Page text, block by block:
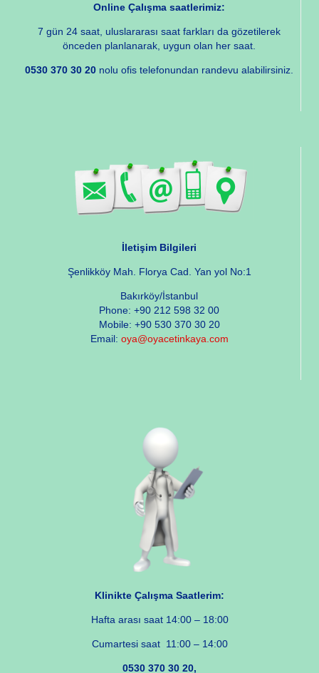
Online Çalışma saatlerimiz:
7 gün 24 saat, uluslararası saat farkları da gözetilerek
önceden planlanarak, uygun olan her saat.
0530 370 30 20 nolu ofis telefonundan randevu alabilirsiniz.
İletişim Bilgileri
Şenlikköy Mah. Florya Cad. Yan yol No:1
Bakırköy/İstanbul
Phone: +90 212 598 32 00
Mobile: +90 530 370 30 20
Email: oya@oyacetinkaya.com
Klinikte Çalışma Saatlerim:
Hafta arası saat 14:00 – 18:00
Cumartesi saat 11:00 – 14:00
0530 370 30 20,